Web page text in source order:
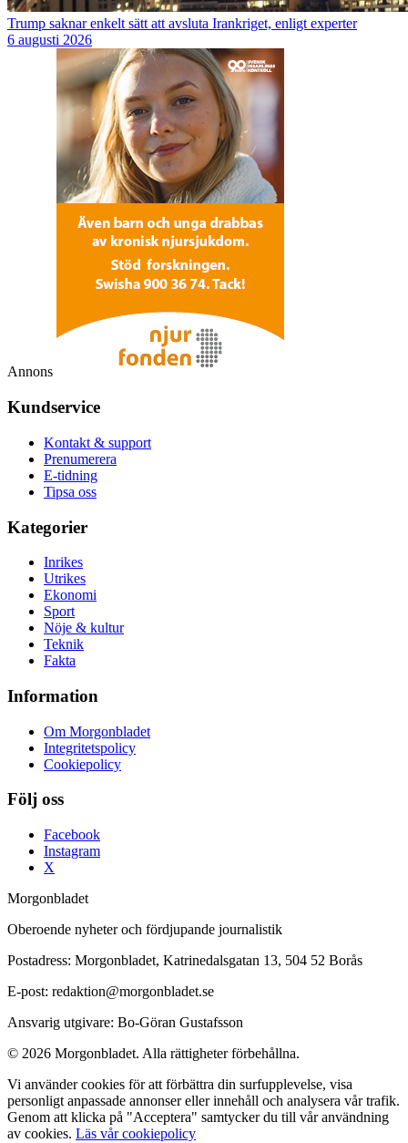
Trump saknar enkelt sätt att avsluta Irankriget, enligt experter
6 augusti 2026
Annons
Kundservice
Kontakt & support
Prenumerera
E-tidning
Tipsa oss
Kategorier
Inrikes
Utrikes
Ekonomi
Sport
Nöje & kultur
Teknik
Fakta
Information
Om Morgonbladet
Integritetspolicy
Cookiepolicy
Följ oss
Facebook
Instagram
X
Morgonbladet
Oberoende nyheter och fördjupande journalistik
Postadress: Morgonbladet, Katrinedalsgatan 13, 504 52 Borås
E-post: redaktion@morgonbladet.se
Ansvarig utgivare: Bo-Göran Gustafsson
© 2026 Morgonbladet. Alla rättigheter förbehållna.
Vi använder cookies för att förbättra din surfupplevelse, visa
personligt anpassade annonser eller innehåll och analysera vår trafik.
Genom att klicka på "Acceptera" samtycker du till vår användning
av cookies. Läs vår cookiepolicy